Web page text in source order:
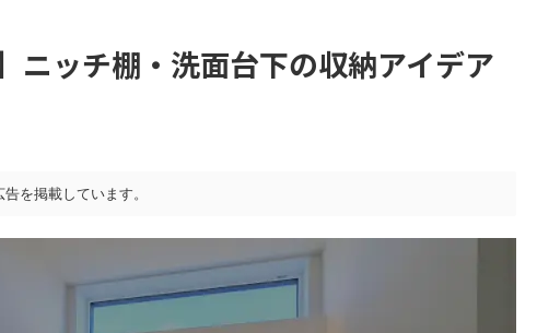
ニッチ棚・洗面台下の収納アイデア
告を掲載しています。